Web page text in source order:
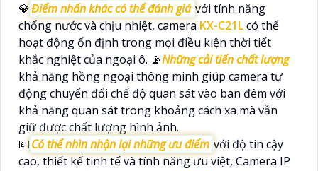
💎Điểm nhấn khác có thể đánh giá với tính năng
chống nước và chịu nhiệt, camera KX-C21Lcó thể
hoạt động ổn định trong mọi điều kiện thời tiết
khắc nghiệt của ngoại ô. 📡Những cải tiến chất lượng
khả năng hồng ngoại thông minh giúp camera tự
động chuyển đổi chế độ quan sát vào ban đêm với
khả năng quan sát trong khoảng cách xa mà vẫn
giữ được chất lượng hình ảnh.
💷Có thể nhìn nhận lại những ưu điểm với độ tin cậy
cao, thiết kế tinh tế và tính năng ưu việt, Camera IP